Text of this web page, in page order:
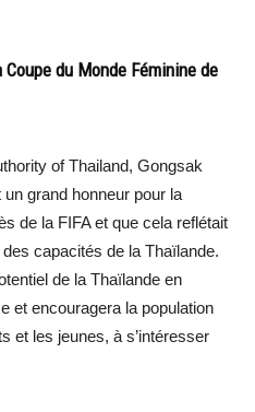
du Monde Féminine de
of Thailand, Gongsak
un grand honneur pour la
de la FIFA et que cela reflétait
capacités de la Thaïlande.
de la Thaïlande en
et encouragera la population
et les jeunes, à s’intéresser